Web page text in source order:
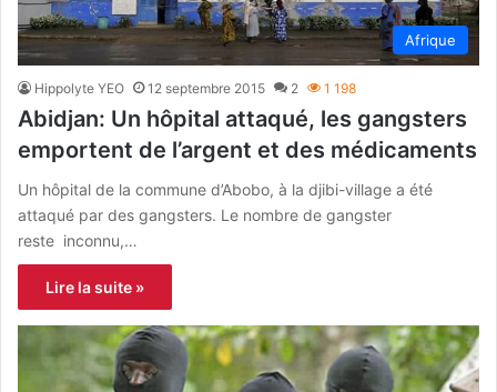
Afrique
Hippolyte YEO 12 septembre 2015 2 1 198
Abidjan: Un hôpital attaqué, les gangsters
emportent de l’argent et des médicaments
Un hôpital de la commune d’Abobo, à la djibi-village a été
attaqué par des gangsters. Le nombre de gangster
reste inconnu,…
Lire la suite »